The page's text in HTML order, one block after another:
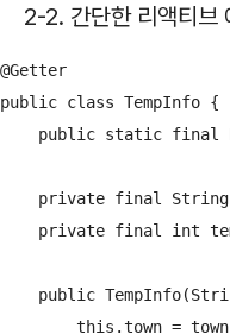
2-2. 간단한 리액티브
@Getter
public class TempInfo {
public static final
private final
private final int
public
this.town =